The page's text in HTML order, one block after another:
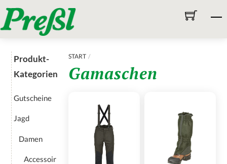
to
content
START
Gamaschen
Produkt-
Kategorien
Gutscheine
Jagd
Damen
Accessoir